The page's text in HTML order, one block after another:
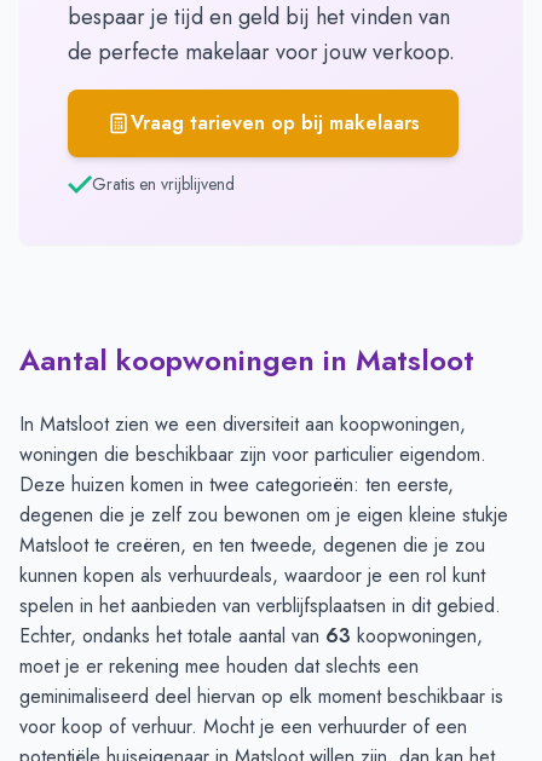
bespaar je tijd en geld bij het vinden van
de perfecte makelaar voor jouw verkoop.
Vraag tarieven op bij makelaars
Gratis en vrijblijvend
Aantal koopwoningen in Matsloot
In Matsloot zien we een diversiteit aan koopwoningen,
woningen die beschikbaar zijn voor particulier eigendom.
Deze huizen komen in twee categorieën: ten eerste,
degenen die je zelf zou bewonen om je eigen kleine stukje
Matsloot te creëren, en ten tweede, degenen die je zou
kunnen kopen als verhuurdeals, waardoor je een rol kunt
spelen in het aanbieden van verblijfsplaatsen in dit gebied.
Echter, ondanks het totale aantal van 63 koopwoningen,
moet je er rekening mee houden dat slechts een
geminimaliseerd deel hiervan op elk moment beschikbaar is
voor koop of verhuur. Mocht je een verhuurder of een